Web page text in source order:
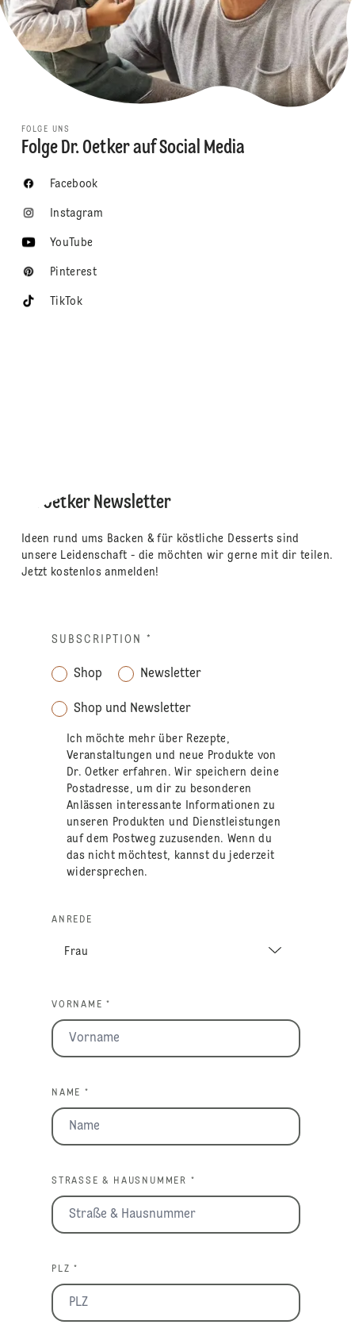
FOLGE UNS
Folge Dr. Oetker auf Social Media
Facebook
Instagram
YouTube
Pinterest
TikTok
Dr. Oetker Newsletter
Ideen rund ums Backen & für köstliche Desserts sind
unsere Leidenschaft - die möchten wir gerne mit dir teilen.
Jetzt kostenlos anmelden!
SUBSCRIPTION *
Shop Newsletter
Shop und Newsletter
Ich möchte mehr über Rezepte,
Veranstaltungen und neue Produkte von
Dr. Oetker erfahren. Wir speichern deine
Postadresse, um dir zu besonderen
Anlässen interessante Informationen zu
unseren Produkten und Dienstleistungen
auf dem Postweg zuzusenden. Wenn du
das nicht möchtest, kannst du jederzeit
widersprechen.
ANREDE
VORNAME *
NAME *
STRASSE & HAUSNUMMER *
PLZ *